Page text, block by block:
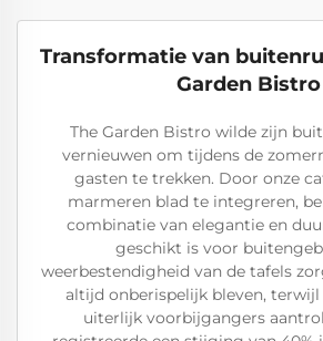
Transformatie van
Garden Bistro
The Garden Bistro wilde zijn
vernieuwen om tijdens de
gasten te trekken. Door onze
marmeren blad te integreren,
combinatie van elegantie en
geschikt is voor
weerbestendigheid van de tafels
altijd onberispelijk bleven,
uiterlijk voorbijgangers